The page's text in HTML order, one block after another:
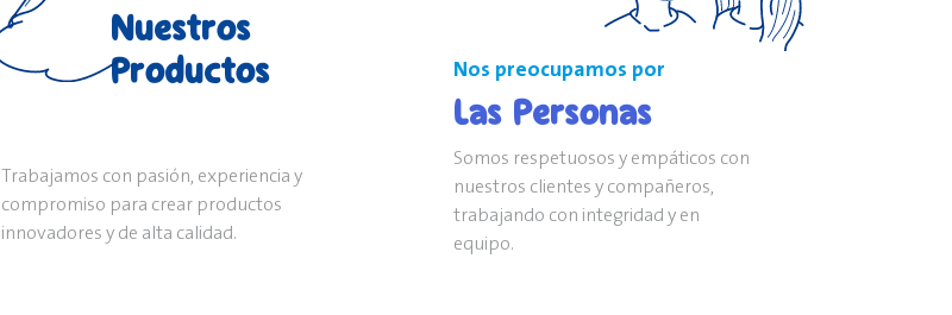
Nuestros
Productos
Trabajamos con pasión, experiencia y
compromiso para crear productos
innovadores y de alta calidad.
Nos preocupamos por
Las Personas
Somos respetuosos y empáticos con
nuestros clientes y compañeros,
trabajando con integridad y en
equipo.